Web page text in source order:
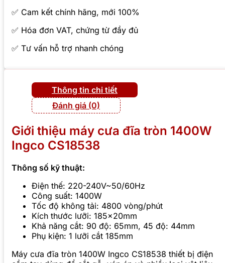
✅ Cam kết chính hãng, mới 100%
✅ Hóa đơn VAT, chứng từ đầy đủ
✅ Tư vấn hỗ trợ nhanh chóng
Thông tin chi tiết
Đánh giá (0)
Giới thiệu máy cưa đĩa tròn 1400W
Ingco CS18538
Thông số kỹ thuật:
Điện thế: 220-240V~50/60Hz
Công suất: 1400W
Tốc độ không tải: 4800 vòng/phút
Kích thước lưỡi: 185x20mm
Khả năng cắt: 90 độ: 65mm, 45 độ: 44mm
Phụ kiện: 1 lưỡi cắt 185mm
Máy cưa đĩa tròn 1400W Ingco CS18538 thiết bị điện